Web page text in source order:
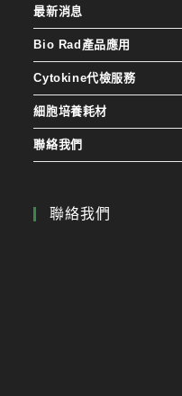
最新消息
Bio Rad產品應用
Cytokine代檢服務
細胞培養耗材
聯絡我們
聯絡我們